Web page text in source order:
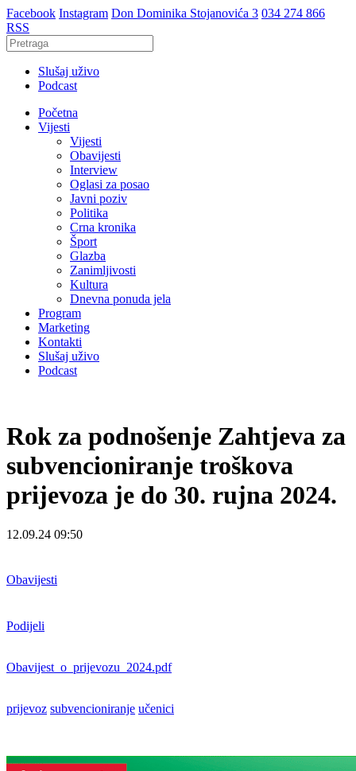
Facebook Instagram Don Dominika Stojanovića 3 034 274 866
RSS
Slušaj uživo
Podcast
Početna
Vijesti
Vijesti
Obavijesti
Interview
Oglasi za posao
Javni poziv
Politika
Crna kronika
Šport
Glazba
Zanimljivosti
Kultura
Dnevna ponuda jela
Program
Marketing
Kontakti
Slušaj uživo
Podcast
Rok za podnošenje Zahtjeva za
subvencioniranje troškova
prijevoza je do 30. rujna 2024.
12.09.24 09:50
Obavijesti
Podijeli
Obavijest_o_prijevozu_2024.pdf
prijevoz subvencioniranje učenici